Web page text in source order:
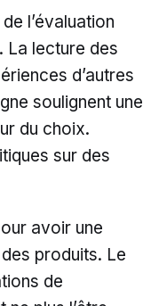
l’évaluation
La lecture des
d’autres
soulignent une
du choix.
sur des
avoir une
produits. Le
de